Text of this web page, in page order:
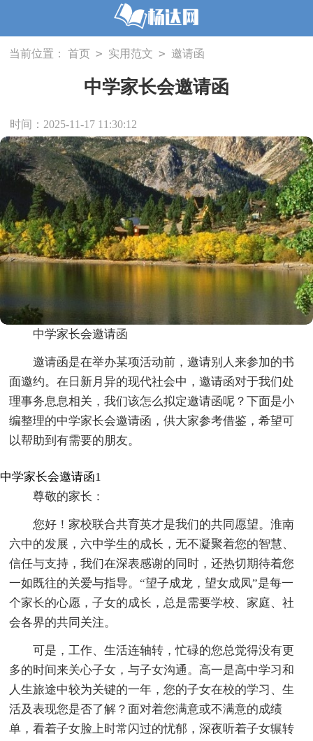
当前位置： 首页 > 实用范文 > 邀请函
中学家长会邀请函
时间：2025-11-17 11:30:12
中学家长会邀请函
邀请函是在举办某项活动前，邀请别人来参加的书
面邀约。在日新月异的现代社会中，邀请函对于我们处
理事务息息相关，我们该怎么拟定邀请函呢？下面是小
编整理的中学家长会邀请函，供大家参考借鉴，希望可
以帮助到有需要的朋友。
中学家长会邀请函1
尊敬的家长：
您好！家校联合共育英才是我们的共同愿望。淮南
六中的发展，六中学生的成长，无不凝聚着您的智慧、
信任与支持，我们在深表感谢的同时，还热切期待着您
一如既往的关爱与指导。“望子成龙，望女成凤”是每一
个家长的心愿，子女的成长，总是需要学校、家庭、社
会各界的共同关注。
可是，工作、生活连轴转，忙碌的您总觉得没有更
多的时间来关心子女，与子女沟通。高一是高中学习和
人生旅途中较为关键的一年，您的子女在校的学习、生
活及表现您是否了解？面对着您满意或不满意的成绩
单，看着子女脸上时常闪过的忧郁，深夜听着子女辗转